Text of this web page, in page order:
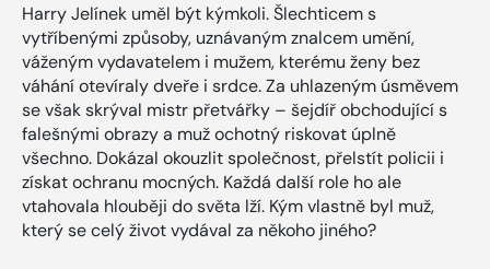
Harry Jelínek uměl být kýmkoli. Šlechticem s
vytříbenými způsoby, uznávaným znalcem umění,
váženým vydavatelem i mužem, kterému ženy bez
váhání otevíraly dveře i srdce. Za uhlazeným úsměvem
se však skrýval mistr přetvářky – šejdíř obchodující s
falešnými obrazy a muž ochotný riskovat úplně
všechno. Dokázal okouzlit společnost, přelstít policii i
získat ochranu mocných. Každá další role ho ale
vtahovala hlouběji do světa lží. Kým vlastně byl muž,
který se celý život vydával za někoho jiného?